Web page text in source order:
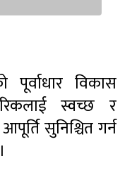
विकास
स्वच्छ र
सुनिश्चित गर्न